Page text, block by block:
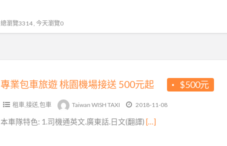
總瀏覽3314 , 今天瀏覽0
$500元
專業包車旅遊 桃園機場接送 500元起
租車,接送,包車 Taiwan WISH TAXI 2018-11-08
本車隊特色: 1.司機通英文.廣東話.日文(翻譯) […]